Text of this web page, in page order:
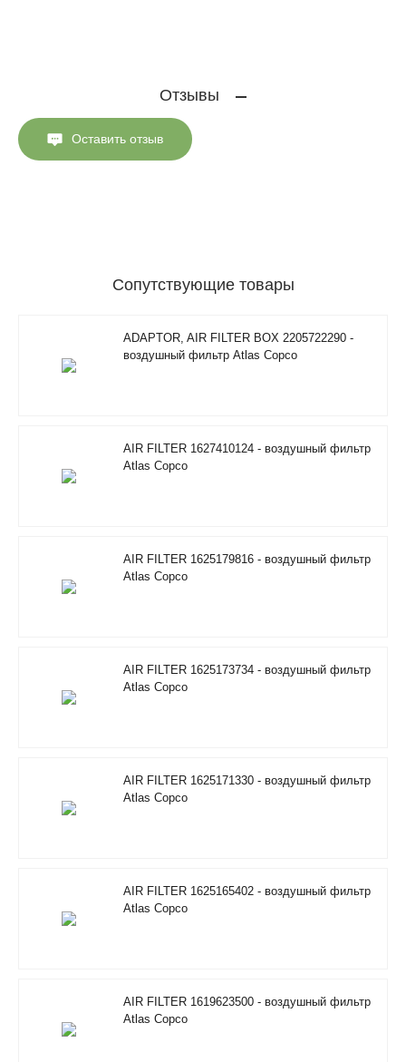
Отзывы
Оставить отзыв
Сопутствующие товары
ADAPTOR, AIR FILTER BOX 2205722290 -
воздушный фильтр Atlas Copco
AIR FILTER 1627410124 - воздушный фильтр
Atlas Copco
AIR FILTER 1625179816 - воздушный фильтр
Atlas Copco
AIR FILTER 1625173734 - воздушный фильтр
Atlas Copco
AIR FILTER 1625171330 - воздушный фильтр
Atlas Copco
AIR FILTER 1625165402 - воздушный фильтр
Atlas Copco
AIR FILTER 1619623500 - воздушный фильтр
Atlas Copco